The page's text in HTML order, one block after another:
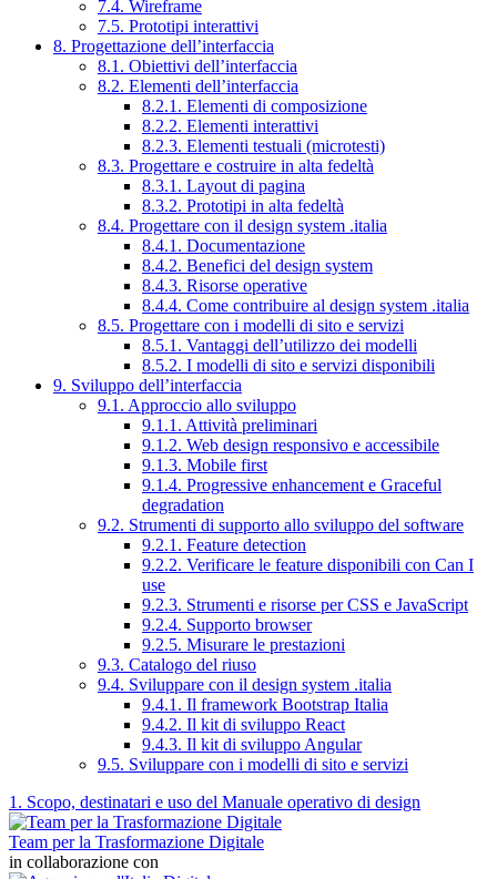
7.4. Wireframe
7.5. Prototipi interattivi
8. Progettazione dell’interfaccia
8.1. Obiettivi dell’interfaccia
8.2. Elementi dell’interfaccia
8.2.1. Elementi di composizione
8.2.2. Elementi interattivi
8.2.3. Elementi testuali (microtesti)
8.3. Progettare e costruire in alta fedeltà
8.3.1. Layout di pagina
8.3.2. Prototipi in alta fedeltà
8.4. Progettare con il design system .italia
8.4.1. Documentazione
8.4.2. Benefici del design system
8.4.3. Risorse operative
8.4.4. Come contribuire al design system .italia
8.5. Progettare con i modelli di sito e servizi
8.5.1. Vantaggi dell’utilizzo dei modelli
8.5.2. I modelli di sito e servizi disponibili
9. Sviluppo dell’interfaccia
9.1. Approccio allo sviluppo
9.1.1. Attività preliminari
9.1.2. Web design responsivo e accessibile
9.1.3. Mobile first
9.1.4. Progressive enhancement e Graceful
degradation
9.2. Strumenti di supporto allo sviluppo del software
9.2.1. Feature detection
9.2.2. Verificare le feature disponibili con Can I
use
9.2.3. Strumenti e risorse per CSS e JavaScript
9.2.4. Supporto browser
9.2.5. Misurare le prestazioni
9.3. Catalogo del riuso
9.4. Sviluppare con il design system .italia
9.4.1. Il framework Bootstrap Italia
9.4.2. Il kit di sviluppo React
9.4.3. Il kit di sviluppo Angular
9.5. Sviluppare con i modelli di sito e servizi
1. Scopo, destinatari e uso del Manuale operativo di design
Team per la Trasformazione Digitale
in collaborazione con